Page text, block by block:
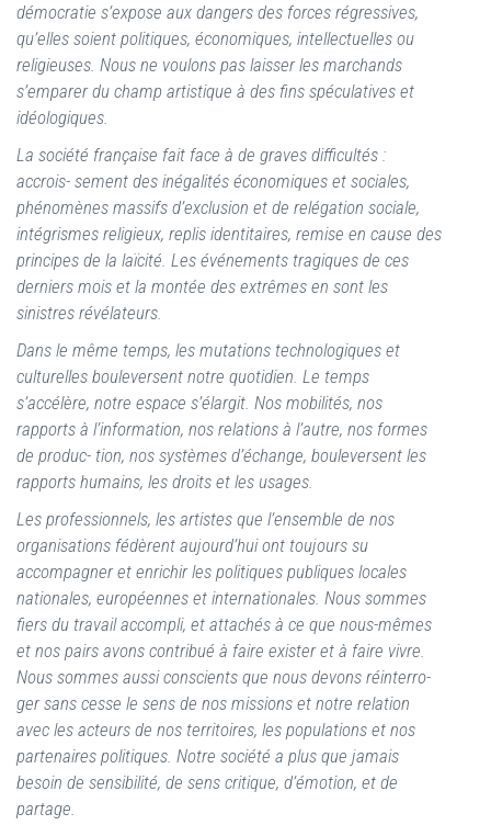
démocratie s’expose aux dangers des forces régressives,
qu’elles soient politiques, économiques, intellectuelles ou
religieuses. Nous ne voulons pas laisser les marchands
s’emparer du champ artistique à des fins spéculatives et
idéologiques.
La société française fait face à de graves difficultés :
accrois- sement des inégalités économiques et sociales,
phénomènes massifs d’exclusion et de relégation sociale,
intégrismes religieux, replis identitaires, remise en cause des
principes de la laïcité. Les événements tragiques de ces
derniers mois et la montée des extrêmes en sont les
sinistres révélateurs.
Dans le même temps, les mutations technologiques et
culturelles bouleversent notre quotidien. Le temps
s’accélère, notre espace s’élargit. Nos mobilités, nos
rapports à l’information, nos relations à l’autre, nos formes
de produc- tion, nos systèmes d’échange, bouleversent les
rapports humains, les droits et les usages.
Les professionnels, les artistes que l’ensemble de nos
organisations fédèrent aujourd’hui ont toujours su
accompagner et enrichir les politiques publiques locales
nationales, européennes et internationales. Nous sommes
fiers du travail accompli, et attachés à ce que nous-mêmes
et nos pairs avons contribué à faire exister et à faire vivre.
Nous sommes aussi conscients que nous devons réinterro-
ger sans cesse le sens de nos missions et notre relation
avec les acteurs de nos territoires, les populations et nos
partenaires politiques. Notre société a plus que jamais
besoin de sensibilité, de sens critique, d’émotion, et de
partage.